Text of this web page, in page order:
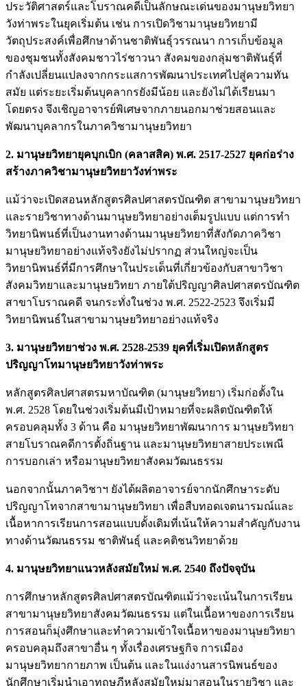
ประวัติศาสตร์และโบราณคดีเป็นลักษณะเด่นของมานุษยวิทยา
วังท่าพระในยุคเริ่มต้น เช่น การเปิดวิชามานุษยวิทยามี
วัตถุประสงค์เพื่อศึกษาด้านชาติพันธุ์วรรณนา การเก็บข้อมูล
ของชุมชนทั้งสังคมชาวไร่ชาวนา สังคมของกลุ่มชาติพันธุ์ที่
กำลังเปลี่ยนแปลงจากกระแสการพัฒนาประเทศไปสู่ความทัน
สมัย แต่ระยะเริ่มต้นบุคลากรยังมีน้อย และยังไม่ได้เรียนมา
โดยตรง จึงเชิญอาจารย์พิเศษจากภายนอกมาช่วยสอนและ
พัฒนาบุคลากรในภาควิชามานุษยวิทยา
2. มานุษยวิทยายุคบุกเบิก (คลาสสิค) พ.ศ. 2517-2527 ยุคก่อร่าง
สร้างภาควิชามานุษยวิทยาวังท่าพระ
แม้ว่าจะเปิดสอนหลักสูตรศิลปศาสตรบัณฑิต สาขามานุษยวิทยา
และรายวิชาทางด้านมานุษยวิทยาอย่างเต็มรูปแบบ แต่การทำ
วิทยานิพนธ์ที่เป็นงานทางด้านมานุษยวิทยาที่สังกัดภาควิชา
มานุษยวิทยาอย่างแท้จริงยังไม่ปรากฏ ส่วนใหญ่จะเป็น
วิทยานิพนธ์ที่มีการศึกษาในประเด็นที่เกี่ยวข้องกับสาขาวิชา
สังคมวิทยาและมานุษยวิทยา ภายใต้ปริญญาศิลปศาสตรบัณฑิต
สาขาโบราณคดี จนกระทั่งในช่วง พ.ศ. 2522-2523 จึงเริ่มมี
วิทยานิพนธ์ในสาขามานุษยวิทยาอย่างแท้จริง
3. มานุษยวิทยาช่วง พ.ศ. 2528-2539 ยุคที่เริ่มเปิดหลักสูตร
ปริญญาโทมานุษยวิทยาวังท่าพระ
หลักสูตรศิลปศาสตรมหาบัณฑิต (มานุษยวิทยา) เริ่มก่อตั้งใน
พ.ศ. 2528 โดยในช่วงเริ่มต้นมีเป้าหมายที่จะผลิตบัณฑิตให้
ครอบคลุมทั้ง 3 ด้าน คือ มานุษยวิทยาพัฒนาการ มานุษยวิทยา
สายโบราณคดีการตั้งถิ่นฐาน และมานุษยวิทยาสายประเพณี
การบอกเล่า หรือมานุษยวิทยาสังคมวัฒนธรรม
นอกจากนั้นภาควิชาฯ ยังได้ผลิตอาจารย์จากนักศึกษาระดับ
ปริญญาโทจากสาขามานุษยวิทยา เพื่อสืบทอดเจตนารมณ์และ
เนื้อหาการเรียนการสอนแบบดั้งเดิมที่เน้นให้ความสำคัญกับงาน
ทางด้านวัฒนธรรม ชาติพันธุ์ และคติชนวิทยาด้วย
4. มานุษยวิทยาแนวหลังสมัยใหม่ พ.ศ. 2540 ถึงปัจจุบัน
การศึกษาหลักสูตรศิลปศาสตรบัณฑิตแม้ว่าจะเน้นในการเรียน
สาขามานุษยวิทยาสังคมวัฒนธรรม แต่ในเนื้อหาของการเรียน
การสอนก็มุ่งศึกษาและทำความเข้าใจเนื้อหาของมานุษยวิทยา
ครอบคลุมถึงสาขาอื่น ๆ ทั้งเรื่องเศรษฐกิจ การเมือง
มานุษยวิทยากายภาพ เป็นต้น และในแง่งานสารนิพนธ์ของ
นักศึกษาเริ่มนำเอาทฤษฎีหลังสมัยใหม่มาสอนในรายวิชา และ